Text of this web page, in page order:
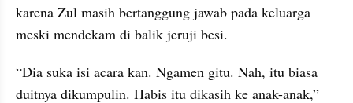
karena Zul masih bertanggung jawab pada keluarga
meski mendekam di balik jeruji besi.
“Dia suka isi acara kan. Ngamen gitu. Nah, itu biasa
duitnya dikumpulin. Habis itu dikasih ke anak-anak,”